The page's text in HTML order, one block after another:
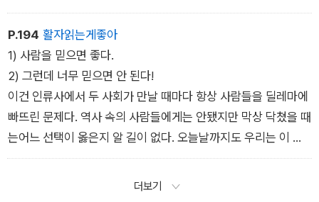
고 있다.˝ 2007년 12월, 미국 경제는 침체기에 들어갔다(이 글
을 쓰고 있는 현재, 래리 커들로는 미국 국가경제위원회 위원장으
로 재임 중이다). 2008년, 손쉬운대출 관행이 재촉한 투기 거품
이 마침내 꺼지면서 전 세계 주식시장이 폭락했다. 경기 침체
가 전 세계적으로 여러 해 동안 이어졌다. 금융 위기 이후 많은 민
주국가에서 대중 영합적, 권위주의적 정치인들이 부상했다.
P.194 활자읽는게좋아
1) 사람을 믿으면 좋다.
2) 그런데 너무 믿으면 안 된다!
이건 인류사에서 두 사회가 만날 때마다 항상 사람들을 딜레마에
빠뜨린 문제다. 역사 속의 사람들에게는 안됐지만 막상 닥쳤을 때
는어느 선택이 옳은지 알 길이 없다. 오늘날까지도 우리는 이 문
제의 해법을 찾지 못했다. 그래도 과거 사람들의 선택을 되돌아보
고 ‘에이, 그건 아니지‘ 하고 이러쿵저러쿵 평가할 수는 있다.
더보기